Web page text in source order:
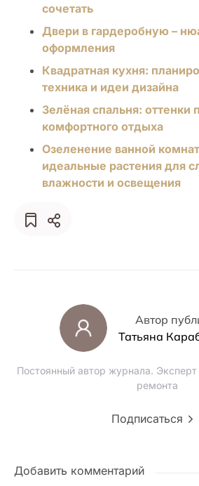
сочетать
Двери в гардеробную –
оформления
Квадратная кухня:
техника и идеи дизайна
Зелёная спальня: оттенки
комфортного отдыха
Озеленение ванной
идеальные растения для
влажности и освещения
Автор
Татьяна
Постоянный автор журнала. Эксперт
ремонта
Подписаться
Добавить комментарий